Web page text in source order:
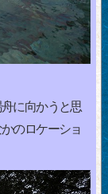
に向かうと思
のロケーショ